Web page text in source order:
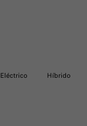
Eléctrico Híbrido